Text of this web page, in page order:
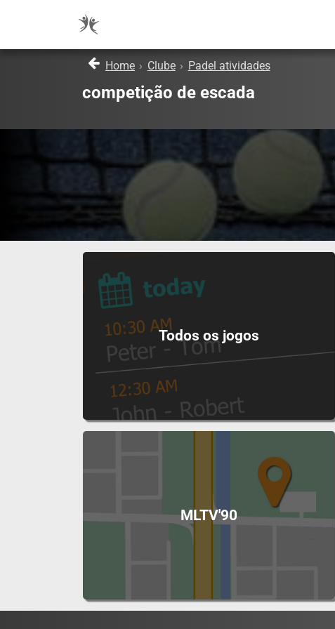
Home › Clube › Padel atividades
competição de escada
Todos os jogos
MLTV'90